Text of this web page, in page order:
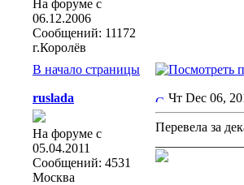
На форуме с
06.12.2006
Сообщений: 11172
г.Королёв
В начало страницы
ruslada
На форуме с
05.04.2011
Сообщений: 4531
Москва
Чт Dec 06,
Перевела за